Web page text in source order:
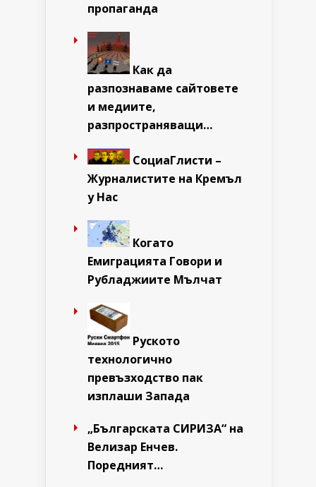
пропаганда
Как да
разпознаваме сайтовете
и медиите,
разпространяващи…
СоциаГлисти –
Журналистите на Кремъл
у Нас
Когато
Емиграцията Говори и
Рубладжиите Мълчат
Руското
технологично
превъзходство пак
изплаши Запада
„Българската СИРИЗА“ на
Велизар Енчев.
Поредният…